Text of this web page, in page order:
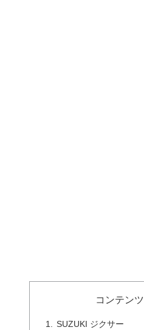
コンテンツ
SUZUKI ジクサー